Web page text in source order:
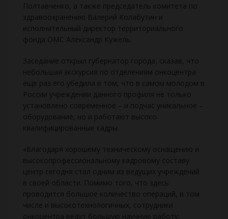
Полтавченко, а также председатель комитета по
здравоохранению Валерий Колабутин и
исполнительный директор территориального
фонда ОМС Александр Кужель.
Заседание открыл губернатор города, сказав, что
небольшая экскурсия по отделениям онкоцентра
еще раз его убедила в том, что в самом молодом в
России учреждении данного профиля не только
установлено современное – и подчас уникальное –
оборудование, но и работают высоко
квалифицированные кадры.
«Благодаря хорошему техническому оснащению и
высокопрофессиональному кадровому составу
центр сегодня стал одним из ведущих учреждений
в своей области. Помимо того, что здесь
проводится большое количество операций, в том
числе и высокотехнологичных, сотрудники
онкоцентра ведут большую научную работу,